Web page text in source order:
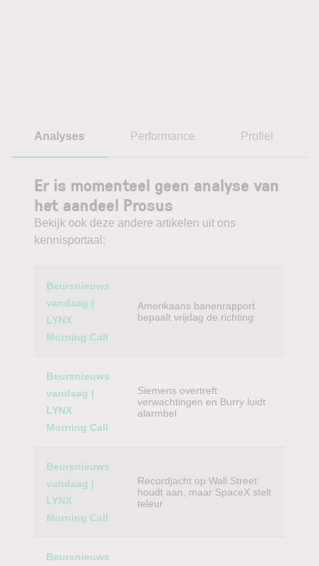
Analyses Performance Profiel
Er is momenteel geen analyse van
het aandeel Prosus
Bekijk ook deze andere artikelen uit ons
kennisportaal:
Category
Beursnieuws
vandaag |
LYNX
Morning Call
Amerikaans banenrapport
bepaalt vrijdag de richting
Beursnieuws
vandaag |
LYNX
Morning Call
Siemens overtreft
verwachtingen en Burry luidt
alarmbel
Beursnieuws
vandaag |
LYNX
Morning Call
Recordjacht op Wall Street
houdt aan, maar SpaceX stelt
teleur
Beursnieuws